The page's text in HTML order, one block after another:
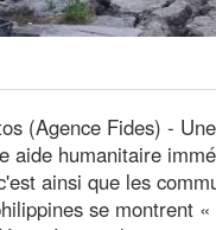
(Agence Fides) -
aide humanitaire
ainsi que les
se montrent